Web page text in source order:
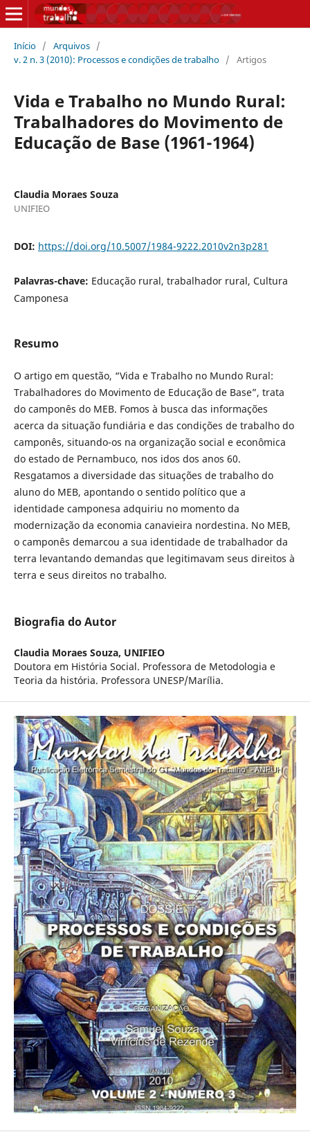
Início / Arquivos /
v. 2 n. 3 (2010): Processos e condições de trabalho / Artigos
Vida e Trabalho no Mundo Rural:
Trabalhadores do Movimento de
Educação de Base (1961-1964)
Claudia Moraes Souza
UNIFIEO
DOI: https://doi.org/10.5007/1984-9222.2010v2n3p281
Palavras-chave: Educação rural, trabalhador rural, Cultura
Camponesa
Resumo
O artigo em questão, “Vida e Trabalho no Mundo Rural:
Trabalhadores do Movimento de Educação de Base”, trata
do camponês do MEB. Fomos à busca das informações
acerca da situação fundiária e das condições de trabalho do
camponês, situando-os na organização social e econômica
do estado de Pernambuco, nos idos dos anos 60.
Resgatamos a diversidade das situações de trabalho do
aluno do MEB, apontando o sentido político que a
identidade camponesa adquiriu no momento da
modernização da economia canavieira nordestina. No MEB,
o camponês demarcou a sua identidade de trabalhador da
terra levantando demandas que legitimavam seus direitos à
terra e seus direitos no trabalho.
Biografia do Autor
Claudia Moraes Souza, UNIFIEO
Doutora em História Social. Professora de Metodologia e
Teoria da história. Professora UNESP/Marília.